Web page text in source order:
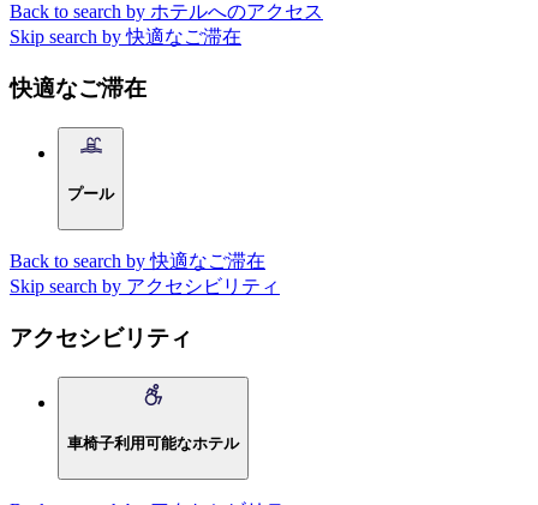
Back to search by ホテルへのアクセス
Skip search by 快適なご滞在
快適なご滞在
プール
Back to search by 快適なご滞在
Skip search by アクセシビリティ
アクセシビリティ
車椅子利用可能なホテル